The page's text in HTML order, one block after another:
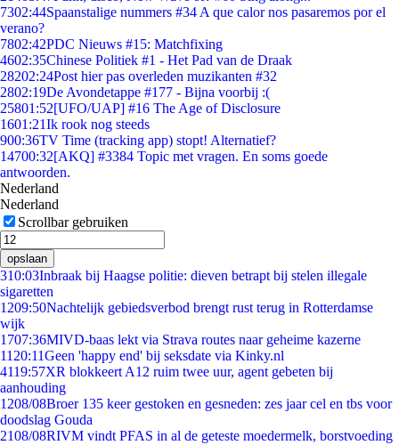
7302:44Spaanstalige nummers #34 A que calor nos pasaremos por el
verano?
7802:42PDC Nieuws #15: Matchfixing
4602:35Chinese Politiek #1 - Het Pad van de Draak
28202:24Post hier pas overleden muzikanten #32
2802:19De Avondetappe #177 - Bijna voorbij :(
25801:52[UFO/UAP] #16 The Age of Disclosure
1601:21Ik rook nog steeds
900:36TV Time (tracking app) stopt! Alternatief?
14700:32[AKQ] #3384 Topic met vragen. En soms goede
antwoorden.
Nederland
Nederland
Scrollbar gebruiken
opslaan
310:03Inbraak bij Haagse politie: dieven betrapt bij stelen illegale
sigaretten
1209:50Nachtelijk gebiedsverbod brengt rust terug in Rotterdamse
wijk
1707:36MIVD-baas lekt via Strava routes naar geheime kazerne
11 20:11Geen 'happy end' bij seksdate via Kinky.nl
4119:57XR blokkeert A12 ruim twee uur, agent gebeten bij
aanhouding
1208/08Broer 135 keer gestoken en gesneden: zes jaar cel en tbs voor
doodslag Gouda
2108/08RIVM vindt PFAS in al de geteste moedermelk, borstvoeding